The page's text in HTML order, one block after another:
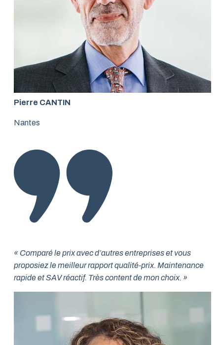
Pierre CANTIN
Nantes
« Comparé le prix avec d’autres entreprises et vous
proposiez le meilleur rapport qualité-prix. Maintenance
rapide et SAV réactif. Très content de mon choix. »